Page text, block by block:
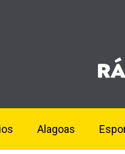
Alagoas